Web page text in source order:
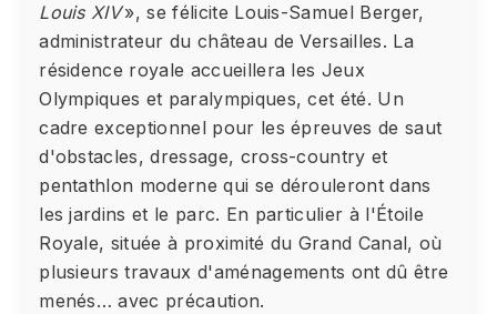
Louis XIV», se félicite Louis-Samuel Berger,
administrateur du château de Versailles. La
résidence royale accueillera les Jeux
Olympiques et paralympiques, cet été. Un
cadre exceptionnel pour les épreuves de saut
d'obstacles, dressage, cross-country et
pentathlon moderne qui se dérouleront dans
les jardins et le parc. En particulier à l'Étoile
Royale, située à proximité du Grand Canal, où
plusieurs travaux d'aménagements ont dû être
menés… avec précaution.